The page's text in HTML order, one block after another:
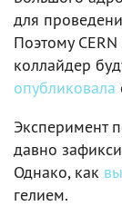
для
Поэтому
коллайдер
опубликовала
Эксперимент
давно
Однако, как
гелием.